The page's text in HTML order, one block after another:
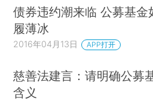
债券违约潮来临 公募基金
履薄冰
2016年04月13日 APP打开
慈善法建言：请明确公募
含义